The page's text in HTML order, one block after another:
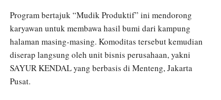
Program bertajuk “Mudik Produktif” ini mendorong
karyawan untuk membawa hasil bumi dari kampung
halaman masing-masing. Komoditas tersebut kemudian
diserap langsung oleh unit bisnis perusahaan, yakni
SAYUR KENDAL yang berbasis di Menteng, Jakarta
Pusat.